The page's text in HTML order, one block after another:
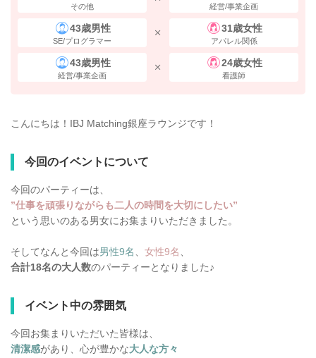
その他 経営/事業企画
43歳男性
SE/プログラマー
31歳女性
アパレル関係
43歳男性
経営/事業企画
24歳女性
看護師
こんにちは！IBJ Matching銀座ラウンジです！
今回のイベントについて
今回のパーティーは、
”仕事を頑張りながらも二人の時間を大切にしたい”
という思いのある男女にお集まりいただきました。
そしてなんと今回は男性9名 女性9名
合計18名の大人数のパーティーとなりました♪
イベント中の雰囲気
今回お集まりいただいた皆様は、
清潔感があり、心が豊かな大人な方々